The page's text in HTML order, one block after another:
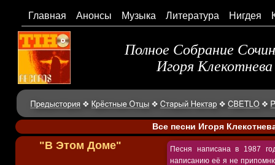
Главная Анонсы Музыка Литература Нигдея
Полное Собрание
Игоря Клекотнева
Все песни Игоря
Песня написана в 1987
написанию её я не
"В Этом Доме"